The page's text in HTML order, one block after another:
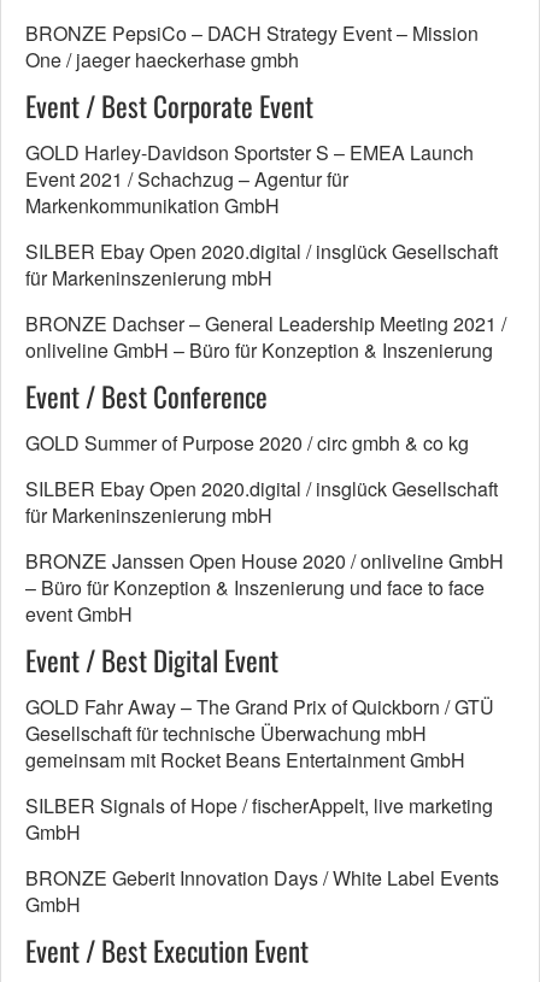
BRONZE PepsiCo – DACH Strategy Event – Mission
One / jaeger haeckerhase gmbh
Event / Best Corporate Event
GOLD Harley-Davidson Sportster S – EMEA Launch
Event 2021 / Schachzug – Agentur für
Markenkommunikation GmbH
SILBER Ebay Open 2020.digital / insglück Gesellschaft
für Markeninszenierung mbH
BRONZE Dachser – General Leadership Meeting 2021 /
onliveline GmbH – Büro für Konzeption & Inszenierung
Event / Best Conference
GOLD Summer of Purpose 2020 / circ gmbh & co kg
SILBER Ebay Open 2020.digital / insglück Gesellschaft
für Markeninszenierung mbH
BRONZE Janssen Open House 2020 / onliveline GmbH
– Büro für Konzeption & Inszenierung und face to face
event GmbH
Event / Best Digital Event
GOLD Fahr Away – The Grand Prix of Quickborn / GTÜ
Gesellschaft für technische Überwachung mbH
gemeinsam mit Rocket Beans Entertainment GmbH
SILBER Signals of Hope / fischerAppelt, live marketing
GmbH
BRONZE Geberit Innovation Days / White Label Events
GmbH
Event / Best Execution Event